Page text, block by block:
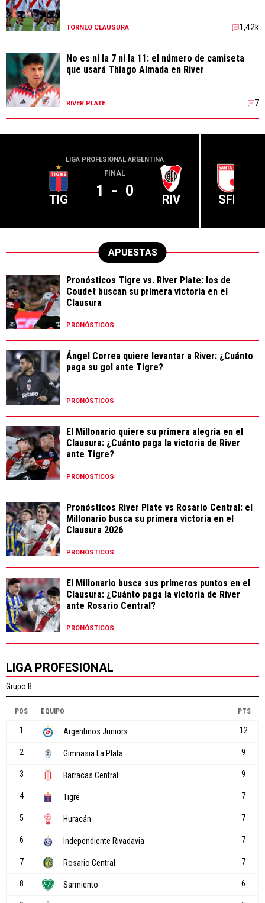
TORNEO CLAUSURA 1,42k
No es ni la 7 ni la 11: el número de camiseta
que usará Thiago Almada en River
RIVER PLATE 7
LIGA PROFESIONAL ARGENTINA
TIG
FINAL
1 - 0 RIV SFE
APUESTAS
Pronósticos Tigre vs. River Plate: los de
Coudet buscan su primera victoria en el
Clausura
PRONÓSTICOS
Ángel Correa quiere levantar a River: ¿Cuánto
paga su gol ante Tigre?
PRONÓSTICOS
El Millonario quiere su primera alegría en el
Clausura: ¿Cuánto paga la victoria de River
ante Tigre?
PRONÓSTICOS
Pronósticos River Plate vs Rosario Central: el
Millonario busca su primera victoria en el
Clausura 2026
PRONÓSTICOS
El Millonario busca sus primeros puntos en el
Clausura: ¿Cuánto paga la victoria de River
ante Rosario Central?
PRONÓSTICOS
LIGA PROFESIONAL